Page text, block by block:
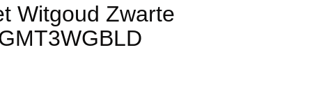
Witgoud Zwarte